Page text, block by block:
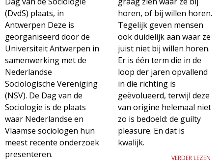
g
a
z
i
n
e
(DvdS) plaats, in
Antwerpen Deze is
georganiseerd door de
Universiteit Antwerpen in
samenwerking met de
Nederlandse
Sociologische Vereniging
(NSV). De Dag van de
Sociologie is de plaats
waar Nederlandse en
Vlaamse sociologen hun
meest recente onderzoek
presenteren.
horen, of bij willen horen.
Tegelijk geven mensen
ook duidelijk aan waar ze
juist niet bij willen horen.
Er is één term die in de
loop der jaren opvallend
in die richting is
geëvolueerd, terwijl deze
van origine helemaal niet
zo is bedoeld: de guilty
pleasure. En dat is
kwalijk.
VERDER LEZEN